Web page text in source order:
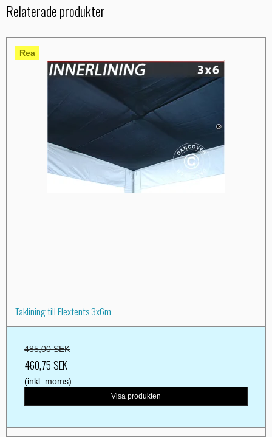
Relaterade produkter
Rea
Taklining till Flextents 3x6m
485,00 SEK
460,75 SEK
(inkl. moms)
Visa produkten